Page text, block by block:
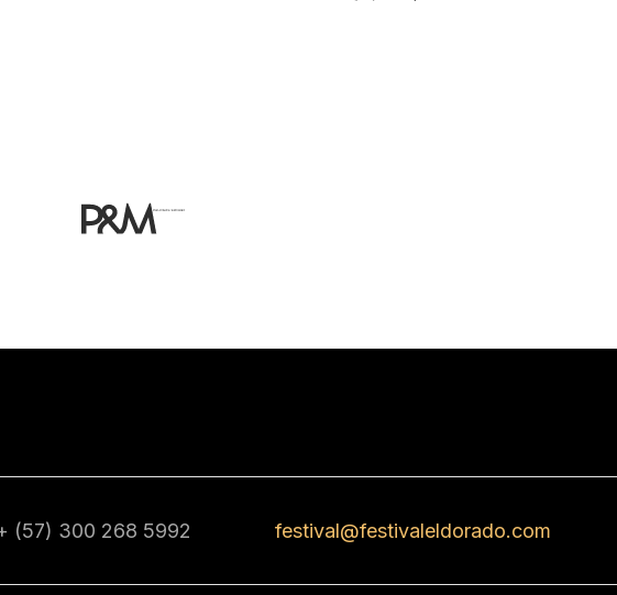
(57) 300 268 5992 festival@festivaleldorado.com